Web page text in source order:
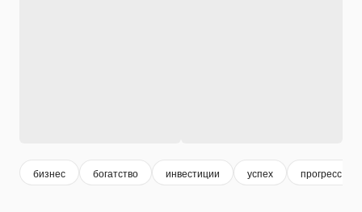
бизнес богатство инвестиции успех прогресс